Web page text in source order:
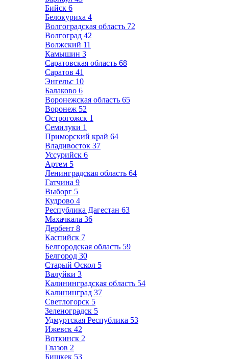
Бийск 6
Белокуриха 4
Волгоградская область 72
Волгоград 42
Волжский 11
Камышин 3
Саратовская область 68
Саратов 41
Энгельс 10
Балаково 6
Воронежская область 65
Воронеж 52
Острогожск 1
Семилуки 1
Приморский край 64
Владивосток 37
Уссурийск 6
Артем 5
Ленинградская область 64
Гатчина 9
Выборг 5
Кудрово 4
Республика Дагестан 63
Махачкала 36
Дербент 8
Каспийск 7
Белгородская область 59
Белгород 30
Старый Оскол 5
Валуйки 3
Калининградская область 54
Калининград 37
Светлогорск 5
Зеленоградск 5
Удмуртская Республика 53
Ижевск 42
Воткинск 2
Глазов 2
Бишкек 53